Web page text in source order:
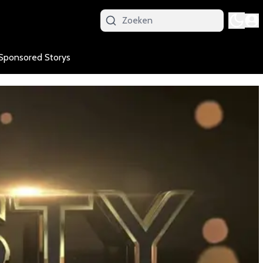
Storys